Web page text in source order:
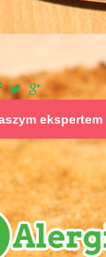
ekspertem